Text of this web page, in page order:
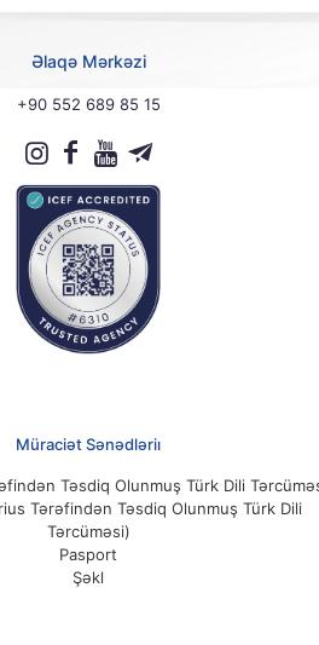
Əlaqə Mərkəzi
+90 552 689 85 15
Müraciət Sənədləriı
Təsdiq Olunmuş Türk Dili
Tərəfindən Təsdiq Olunmuş Türk Dili
Tərcüməsi)
Pasport
Şəkl